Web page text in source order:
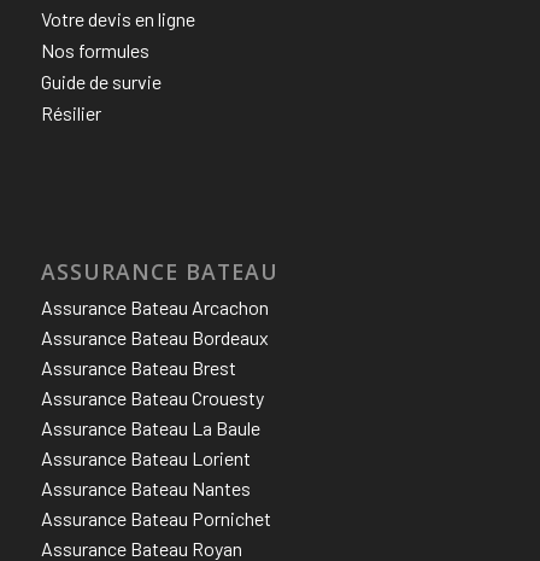
Votre devis en ligne
Nos formules
Guide de survie
Résilier
ASSURANCE BATEAU
Assurance Bateau Arcachon
Assurance Bateau Bordeaux
Assurance Bateau Brest
Assurance Bateau Crouesty
Assurance Bateau La Baule
Assurance Bateau Lorient
Assurance Bateau Nantes
Assurance Bateau Pornichet
Assurance Bateau Royan